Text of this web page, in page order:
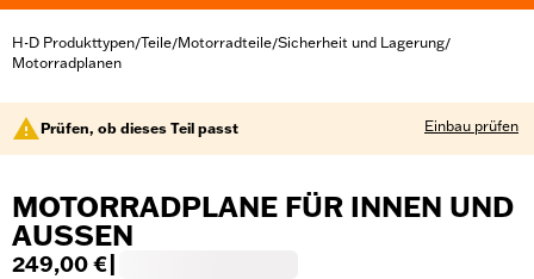
H-D Produkttypen/Teile/Motorradteile/Sicherheit und Lagerung/
Motorradplanen
Prüfen, ob dieses Teil passt Einbau prüfen
MOTORRADPLANE FÜR INNEN UND
AUSSEN
249,00 €